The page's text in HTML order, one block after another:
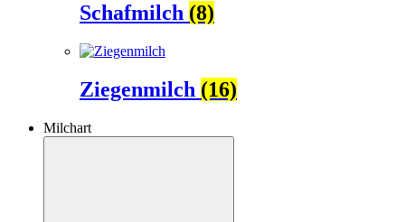
Schafmilch (8)
Ziegenmilch (16)
Milchart